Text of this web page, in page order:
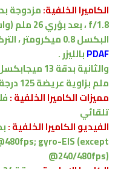
الكاميرا الخلفية:مزدوجة
f/1.8، بعد بؤري 26 ملم (واسعة)، مستشعر 1/2"
البكسل 0.8 ميكرومتر ،
PDAFبالليزر .
والثانية بدقة 13 ميجابكسل
ملمبزاوية عريضة 125 درجة
مميزات الكاميرا الخلفية :
تلقائي
الفيديو الكاميرا الخلفية :
gyro-EIS (except
@240/480fps)